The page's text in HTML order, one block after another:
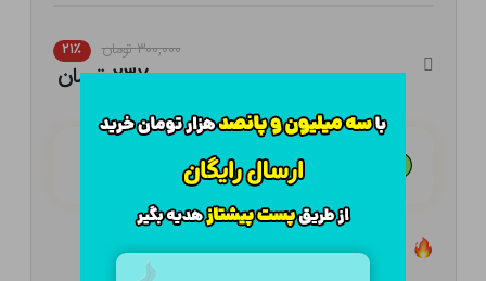
۳۰۰,۰۰۰ تومان ۲۱٪
۲۳۷,۰۰۰ تومان
هـر قسط با تــرب‌پــی: